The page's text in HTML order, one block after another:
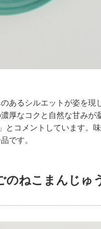
あるシルエットが姿を現
厚なコクと自然な甘みが
とコメントしています。
です。
のねこまんじゅ